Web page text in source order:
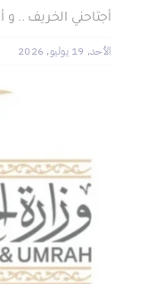
الجمعية الخيرية
تأثيث المنازل
التنموي
الأربعاء, 29 يوليو, 2026
أجتاحني الخريف .. و
الأحد, 19 يوليو, 2026
لماذا نعمل 8 ساعات؟
الجمعة, 3 يوليو, 2026
المنطقة الآمنة
الخميس, 2 يوليو, 2026